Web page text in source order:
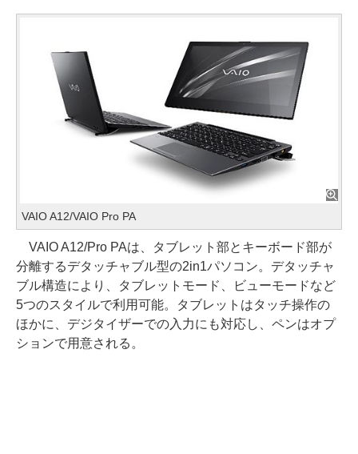
VAIO A12/VAIO Pro PA
VAIO A12/Pro PAは、タブレット部とキーボード部が
分離するデタッチャブル型の2in1パソコン。デタッチャ
ブル構造により、タブレットモード、ビューモードなど
5つのスタイルで利用可能。タブレットはタッチ操作の
ほかに、デジタイザーでの入力にも対応し、ペンはオプ
ションで用意される。